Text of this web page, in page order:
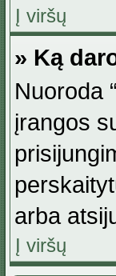
Į viršų
» Ką
Nuoroda
įrangos
arba
Į viršų